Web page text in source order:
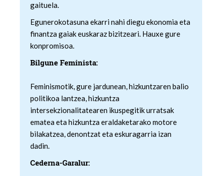
gaituela.
Egunerokotasuna ekarri nahi diegu ekonomia eta
finantza gaiak euskaraz bizitzeari. Hauxe gure
konpromisoa.
Bilgune Feminista:
Feminismotik, gure jardunean, hizkuntzaren balio
politikoa lantzea, hizkuntza
intersekzionalitatearen ikuspegitik urratsak
ematea eta hizkuntza eraldaketarako motore
bilakatzea, denontzat eta eskuragarria izan
dadin.
Cederna-Garalur: